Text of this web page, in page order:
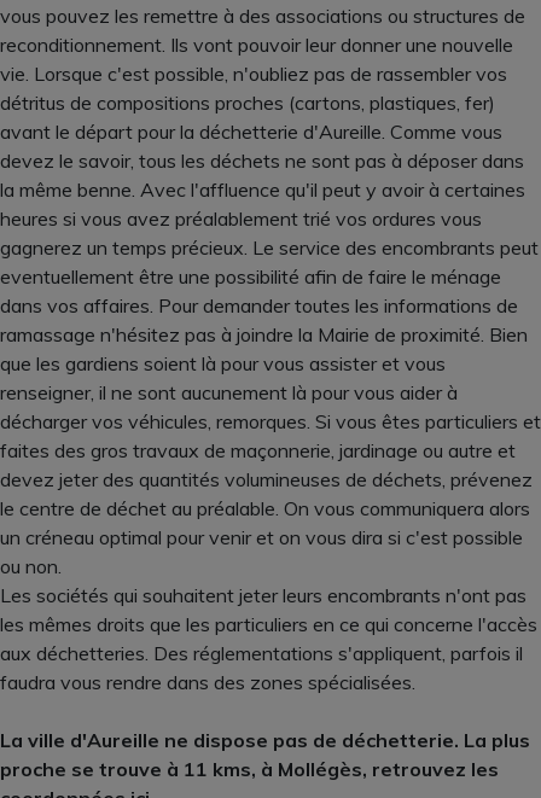
vous pouvez les remettre à des associations ou structures de
reconditionnement. Ils vont pouvoir leur donner une nouvelle
vie. Lorsque c'est possible, n'oubliez pas de rassembler vos
détritus de compositions proches (cartons, plastiques, fer)
avant le départ pour la déchetterie d'Aureille. Comme vous
devez le savoir, tous les déchets ne sont pas à déposer dans
la même benne. Avec l'affluence qu'il peut y avoir à certaines
heures si vous avez préalablement trié vos ordures vous
gagnerez un temps précieux. Le service des encombrants peut
eventuellement être une possibilité afin de faire le ménage
dans vos affaires. Pour demander toutes les informations de
ramassage n'hésitez pas à joindre la Mairie de proximité. Bien
que les gardiens soient là pour vous assister et vous
renseigner, il ne sont aucunement là pour vous aider à
décharger vos véhicules, remorques. Si vous êtes particuliers et
faites des gros travaux de maçonnerie, jardinage ou autre et
devez jeter des quantités volumineuses de déchets, prévenez
le centre de déchet au préalable. On vous communiquera alors
un créneau optimal pour venir et on vous dira si c'est possible
ou non.
Les sociétés qui souhaitent jeter leurs encombrants n'ont pas
les mêmes droits que les particuliers en ce qui concerne l'accès
aux déchetteries. Des réglementations s'appliquent, parfois il
faudra vous rendre dans des zones spécialisées.
La ville d'Aureille ne dispose pas de déchetterie. La plus
proche se trouve à 11 kms, à Mollégès, retrouvez les